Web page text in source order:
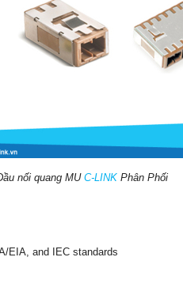
nối quang MUC-LINKPhân Phối
EIA, and IEC standards